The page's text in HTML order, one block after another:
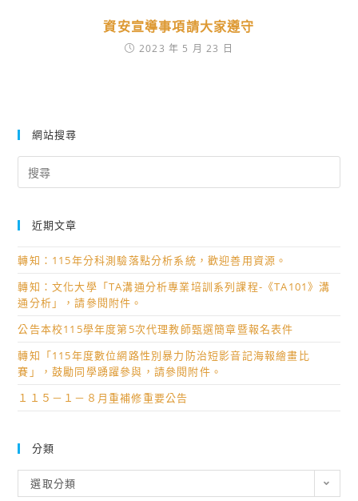
資安宣導事項請大家遵守
2023 年 5 月 23 日
網站搜尋
for:
近期文章
轉知：115年分科測驗落點分析系統，歡迎善用資源。
轉知：文化大學「TA溝通分析專業培訓系列課程-《TA101》溝
通分析」，請參閱附件。
公告本校115學年度第5次代理教師甄選簡章暨報名表件
轉知「115年度數位網路性別暴力防治短影音記海報繪畫比
賽」，鼓勵同學踴躍參與，請參閱附件。
１１５－１－８月重補修重要公告
分類
類
選取分類